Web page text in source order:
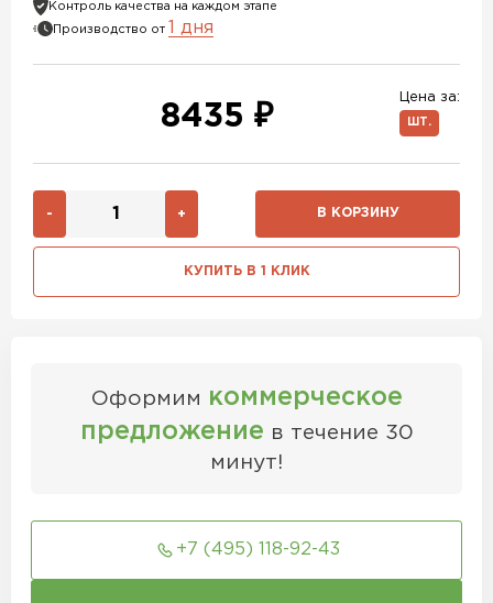
Контроль качества на каждом этапе
Производство от 1 дня
Цена за:
ШТ.
8435 ₽
- + В КОРЗИНУ
КУПИТЬ В 1 КЛИК
Оформим коммерческое
предложение в течение 30
минут!
+7 (495) 118-92-43